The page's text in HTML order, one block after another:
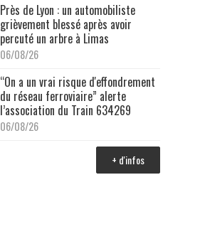
Près de Lyon : un automobiliste
grièvement blessé après avoir
percuté un arbre à Limas
06/08/26
“On a un vrai risque d'effondrement
du réseau ferroviaire” alerte
l’association du Train 634269
06/08/26
+ d'infos